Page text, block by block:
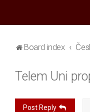
Board index
Telem Uni
Post Reply